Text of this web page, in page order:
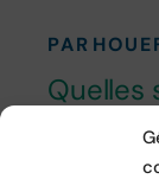
PAR
Quelles
E070 &